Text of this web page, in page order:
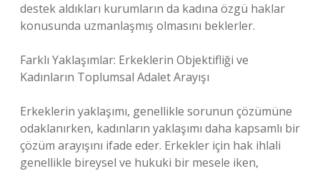
destek aldıkları kurumların da kadına özgü haklar
konusunda uzmanlaşmış olmasını beklerler.
Farklı Yaklaşımlar: Erkeklerin Objektifliği ve
Kadınların Toplumsal Adalet Arayışı
Erkeklerin yaklaşımı, genellikle sorunun çözümüne
odaklanırken, kadınların yaklaşımı daha kapsamlı bir
çözüm arayışını ifade eder. Erkekler için hak ihlali
genellikle bireysel ve hukuki bir mesele iken,